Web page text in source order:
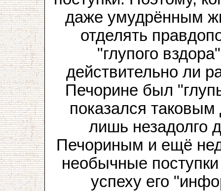
даже умудрённым
отделять
"глупого
действительно ли
Печорине был
показался
лишь незадолго
Печориным и ещё
необычные
успеху его